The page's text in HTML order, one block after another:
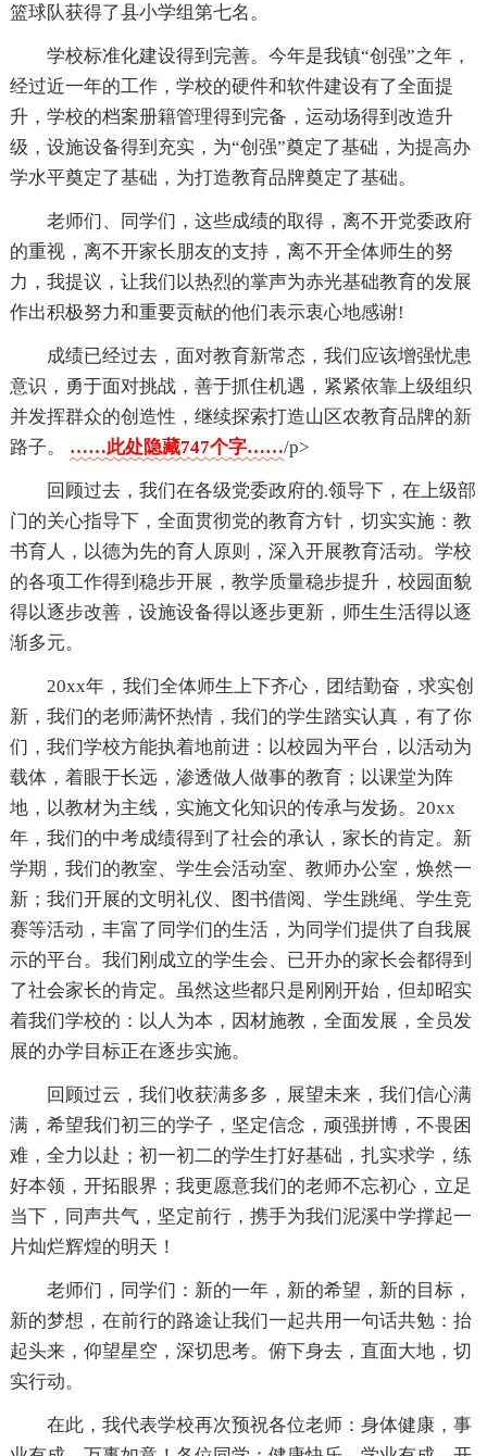
篮球队获得了县小学组第七名。
学校标准化建设得到完善。今年是我镇“创强”之年，
经过近一年的工作，学校的硬件和软件建设有了全面提
升，学校的档案册籍管理得到完备，运动场得到改造升
级，设施设备得到充实，为“创强”奠定了基础，为提高办
学水平奠定了基础，为打造教育品牌奠定了基础。
老师们、同学们，这些成绩的取得，离不开党委政府
的重视，离不开家长朋友的支持，离不开全体师生的努
力，我提议，让我们以热烈的掌声为赤光基础教育的发展
作出积极努力和重要贡献的他们表示衷心地感谢!
成绩已经过去，面对教育新常态，我们应该增强忧患
意识，勇于面对挑战，善于抓住机遇，紧紧依靠上级组织
并发挥群众的创造性，继续探索打造山区农教育品牌的新
路子。 ……此处隐藏747个字……/p>
回顾过去，我们在各级党委政府的.领导下，在上级部
门的关心指导下，全面贯彻党的教育方针，切实实施：教
书育人，以德为先的育人原则，深入开展教育活动。学校
的各项工作得到稳步开展，教学质量稳步提升，校园面貌
得以逐步改善，设施设备得以逐步更新，师生生活得以逐
渐多元。
20xx年，我们全体师生上下齐心，团结勤奋，求实创
新，我们的老师满怀热情，我们的学生踏实认真，有了你
们，我们学校方能执着地前进：以校园为平台，以活动为
载体，着眼于长远，渗透做人做事的教育；以课堂为阵
地，以教材为主线，实施文化知识的传承与发扬。20xx
年，我们的中考成绩得到了社会的承认，家长的肯定。新
学期，我们的教室、学生会活动室、教师办公室，焕然一
新；我们开展的文明礼仪、图书借阅、学生跳绳、学生竞
赛等活动，丰富了同学们的生活，为同学们提供了自我展
示的平台。我们刚成立的学生会、已开办的家长会都得到
了社会家长的肯定。虽然这些都只是刚刚开始，但却昭实
着我们学校的：以人为本，因材施教，全面发展，全员发
展的办学目标正在逐步实施。
回顾过云，我们收获满多多，展望未来，我们信心满
满，希望我们初三的学子，坚定信念，顽强拼博，不畏困
难，全力以赴；初一初二的学生打好基础，扎实求学，练
好本领，开拓眼界；我更愿意我们的老师不忘初心，立足
当下，同声共气，坚定前行，携手为我们泥溪中学撑起一
片灿烂辉煌的明天！
老师们，同学们：新的一年，新的希望，新的目标，
新的梦想，在前行的路途让我们一起共用一句话共勉：抬
起头来，仰望星空，深切思考。俯下身去，直面大地，切
实行动。
在此，我代表学校再次预祝各位老师：身体健康，事